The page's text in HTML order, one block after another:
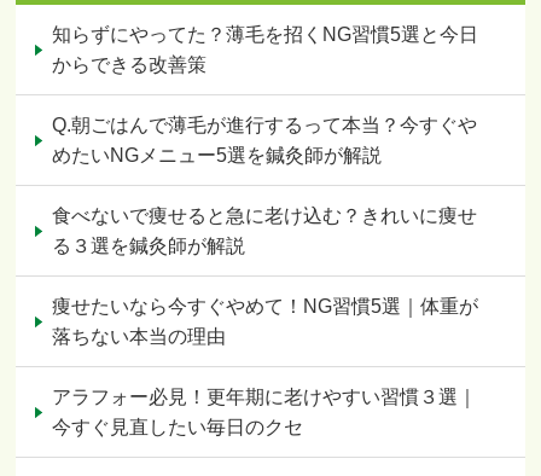
知らずにやってた？薄毛を招くNG習慣5選と今日
からできる改善策
Q.朝ごはんで薄毛が進行するって本当？今すぐや
めたいNGメニュー5選を鍼灸師が解説
食べないで痩せると急に老け込む？きれいに痩せ
る３選を鍼灸師が解説
痩せたいなら今すぐやめて！NG習慣5選｜体重が
落ちない本当の理由
アラフォー必見！更年期に老けやすい習慣３選｜
今すぐ見直したい毎日のクセ